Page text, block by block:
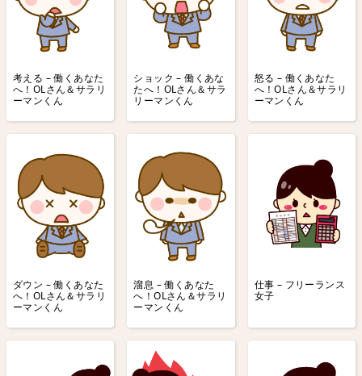
考える – 働くあなた
へ！OLさん＆サラリ
ーマンくん
ショック – 働くあな
たへ！OLさん＆サラ
リーマンくん
怒る – 働くあなた
へ！OLさん＆サラリ
ーマンくん
ダウン – 働くあなた
へ！OLさん＆サラリ
ーマンくん
溜息 – 働くあなた
へ！OLさん＆サラリ
ーマンくん
仕事 – フリーランス
女子